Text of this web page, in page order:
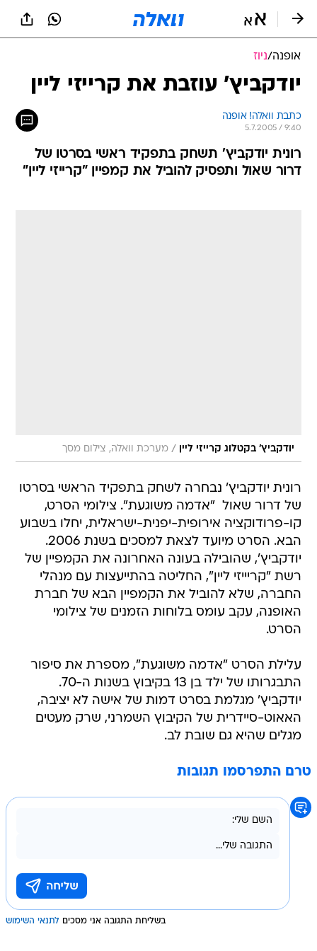
אופנה/ניוז
יודקביץ' עוזבת את קרייזי ליין
כתבת וואלה! אופנה
5.7.2005 / 9:40
רונית יודקביץ' תשחק בתפקיד ראשי בסרטו של
דרור שאול ותפסיק להוביל את קמפיין "קרייזי ליין"
יודקביץ' בקטלוג קרייזי ליין / מערכת וואלה, צילום מסך
רונית יודקביץ' נבחרה לשחק בתפקיד הראשי בסרטו
של דרור שאול  "אדמה משוגעת". צילומי הסרט,
קו-פרודוקציה אירופית-יפנית-ישראלית, יחלו בשבוע
הבא. הסרט מיועד לצאת למסכים בשנת 2006.
יודקביץ', שהובילה בעונה האחרונה את הקמפיין של
רשת "קריייזי ליין", החליטה בהתייעצות עם מנהלי
החברה, שלא להוביל את הקמפיין הבא של חברת
האופנה, עקב עומס בלוחות הזמנים של צילומי
הסרט.
עלילת הסרט "אדמה משוגעת", מספרת את סיפור
התבגרותו של ילד בן 13 בקיבוץ בשנות ה-70.
יודקביץ' מגלמת בסרט דמות של אישה לא יציבה,
האאוט-סיידרית של הקיבוץ השמרני, שרק מעטים
מגלים שהיא גם שובת לב.
טרם התפרסמו תגובות
בשליחת התגובה אני מסכים לתנאי השימוש